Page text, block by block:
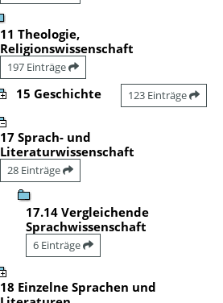
11 Theologie,
Religionswissenschaft
197 Einträge
15 Geschichte 123 Einträge
17 Sprach- und
Literaturwissenschaft
28 Einträge
17.14 Vergleichende
Sprachwissenschaft
6 Einträge
18 Einzelne Sprachen und